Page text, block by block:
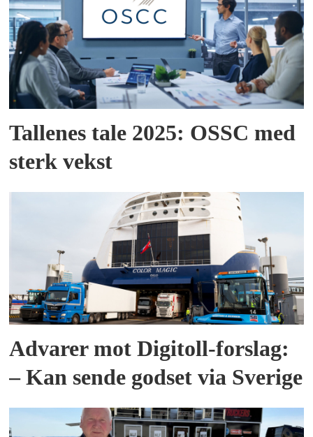
Tallenes tale 2025: OSSC med
sterk vekst
Advarer mot Digitoll-forslag:
– Kan sende godset via Sverige